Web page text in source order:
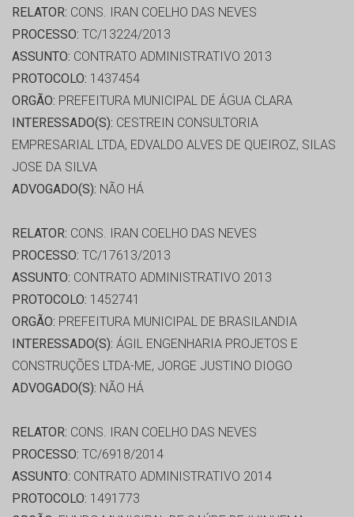
RELATOR: CONS. IRAN COELHO DAS NEVES
PROCESSO: TC/13224/2013
ASSUNTO: CONTRATO ADMINISTRATIVO 2013
PROTOCOLO: 1437454
ORGÃO: PREFEITURA MUNICIPAL DE ÁGUA CLARA
INTERESSADO(S): CESTREIN CONSULTORIA
EMPRESARIAL LTDA, EDVALDO ALVES DE QUEIROZ, SILAS
JOSE DA SILVA
ADVOGADO(S): NÃO HÁ
RELATOR: CONS. IRAN COELHO DAS NEVES
PROCESSO: TC/17613/2013
ASSUNTO: CONTRATO ADMINISTRATIVO 2013
PROTOCOLO: 1452741
ORGÃO: PREFEITURA MUNICIPAL DE BRASILANDIA
INTERESSADO(S): ÁGIL ENGENHARIA PROJETOS E
CONSTRUÇÕES LTDA-ME, JORGE JUSTINO DIOGO
ADVOGADO(S): NÃO HÁ
RELATOR: CONS. IRAN COELHO DAS NEVES
PROCESSO: TC/6918/2014
ASSUNTO: CONTRATO ADMINISTRATIVO 2014
PROTOCOLO: 1491773